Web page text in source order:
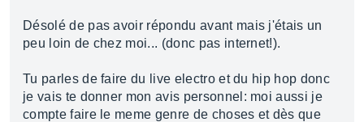
Désolé de pas avoir répondu avant mais j'étais un
peu loin de chez moi... (donc pas internet!).
Tu parles de faire du live electro et du hip hop donc
je vais te donner mon avis personnel: moi aussi je
compte faire le meme genre de choses et dès que